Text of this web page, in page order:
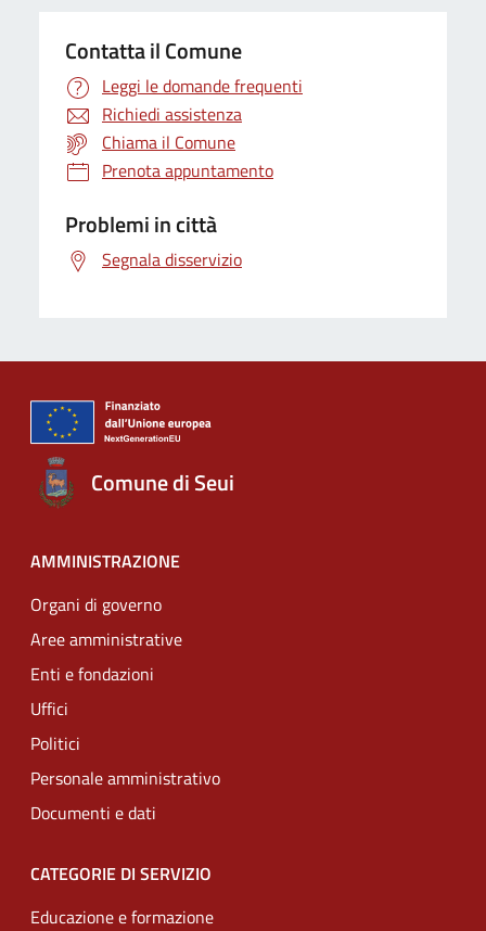
Contatta il Comune
Leggi le domande frequenti
Richiedi assistenza
Chiama il Comune
Prenota appuntamento
Problemi in città
Segnala disservizio
Comune di Seui
AMMINISTRAZIONE
Organi di governo
Aree amministrative
Enti e fondazioni
Uffici
Politici
Personale amministrativo
Documenti e dati
CATEGORIE DI SERVIZIO
Educazione e formazione